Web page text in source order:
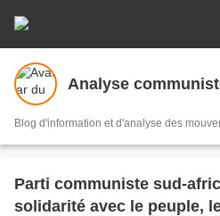
Analyse
Blog d'information et d'analyse des
Parti communiste sud-
solidarité avec le peuple,